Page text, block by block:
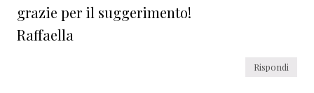
grazie per il suggerimento!
Raffaella
Rispondi